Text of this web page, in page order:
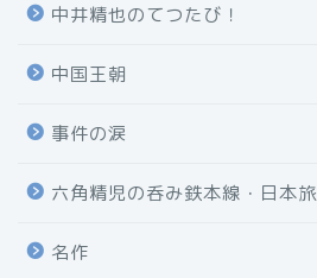
中井精也のてつたび！
中国王朝
事件の涙
六角精児の呑み鉄本線・日本旅
名作